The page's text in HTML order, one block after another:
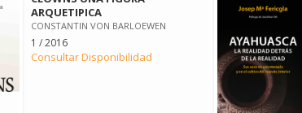
ARQUETIPICA
CONSTANTIN VON BARLOEWEN
1 / 2016
Consultar Disponibilidad